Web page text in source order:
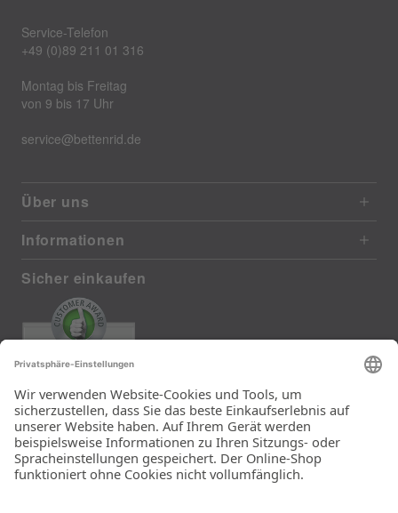
Service-Telefon
+49 (0)89 211 01 316
Montag bis Freitag
von 9 bis 17 Uhr
service@bettenrid.de
Über uns
Informationen
Sicher einkaufen
385 reviews from real customers
(last 12 months)
Total: 11283
Die Auswahl und die
Einfachheit der
Bestellung.